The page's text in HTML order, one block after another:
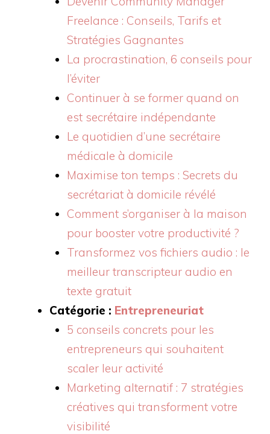
Freelance : Conseils, Tarifs et
Stratégies Gagnantes
La procrastination, 6 conseils pour
l’éviter
Continuer à se former quand on
est secrétaire indépendante
Le quotidien d’une secrétaire
médicale à domicile
Maximise ton temps : Secrets du
secrétariat à domicile révélé
Comment s’organiser à la maison
pour booster votre productivité ?
Transformez vos fichiers audio : le
meilleur transcripteur audio en
texte gratuit
Catégorie : Entrepreneuriat
5 conseils concrets pour les
entrepreneurs qui souhaitent
scaler leur activité
Marketing alternatif : 7 stratégies
créatives qui transforment votre
visibilité